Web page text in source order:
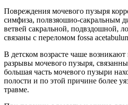
Повреждения мочевого пузыря
симфиза, полвзяошио-сакральным
ветвей сакральной, подвздошной,
связаны с переломом fossa
В детском возрасте чаше
разрывы мочевого пузыря,
большая часть мочевого пузыри
полости и по этой причине более
травме.